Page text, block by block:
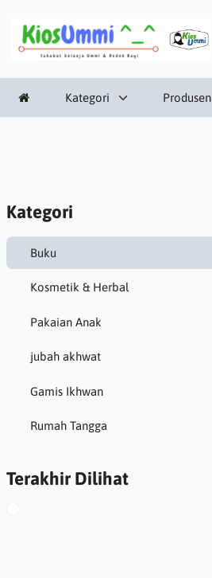
Kategori Produsen
Kategori
Buku
Kosmetik & Herbal
Pakaian Anak
jubah akhwat
Gamis Ikhwan
Rumah Tangga
Terakhir Dilihat